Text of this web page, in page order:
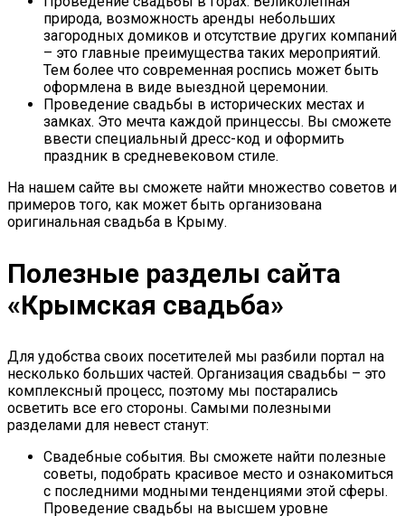
природа, возможность аренды небольших
загородных домиков и отсутствие других компаний
– это главные преимущества таких мероприятий.
Тем более что современная роспись может быть
оформлена в виде выездной церемонии.
Проведение свадьбы в исторических местах и
замках. Это мечта каждой принцессы. Вы сможете
ввести специальный дресс-код и оформить
праздник в средневековом стиле.
На нашем сайте вы сможете найти множество советов и
примеров того, как может быть организована
оригинальная свадьба в Крыму.
Полезные разделы сайта
«Крымская свадьба»
Для удобства своих посетителей мы разбили портал на
несколько больших частей. Организация свадьбы – это
комплексный процесс, поэтому мы постарались
осветить все его стороны. Самыми полезными
разделами для невест станут:
Свадебные события. Вы сможете найти полезные
советы, подобрать красивое место и ознакомиться
с последними модными тенденциями этой сферы.
Проведение свадьбы на высшем уровне